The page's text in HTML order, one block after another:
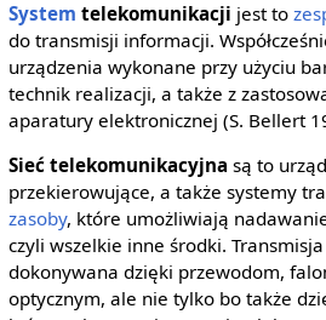
System telekomunikacji jest to
do transmisji informacji.
urządzenia wykonane przy użyciu
technik realizacji, a także z
aparatury elektronicznej (S. Bellert
Sieć telekomunikacyjna są to
przekierowujące, a także systemy
zasoby, które umożliwiają
czyli wszelkie inne środki.
dokonywana dzięki przewodom,
optycznym, ale nie tylko bo także